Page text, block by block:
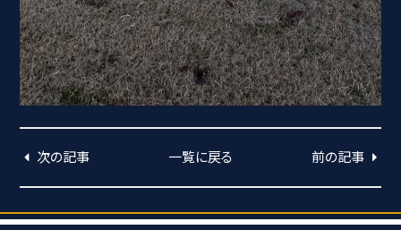
次の記事 一覧に戻る 前の記事